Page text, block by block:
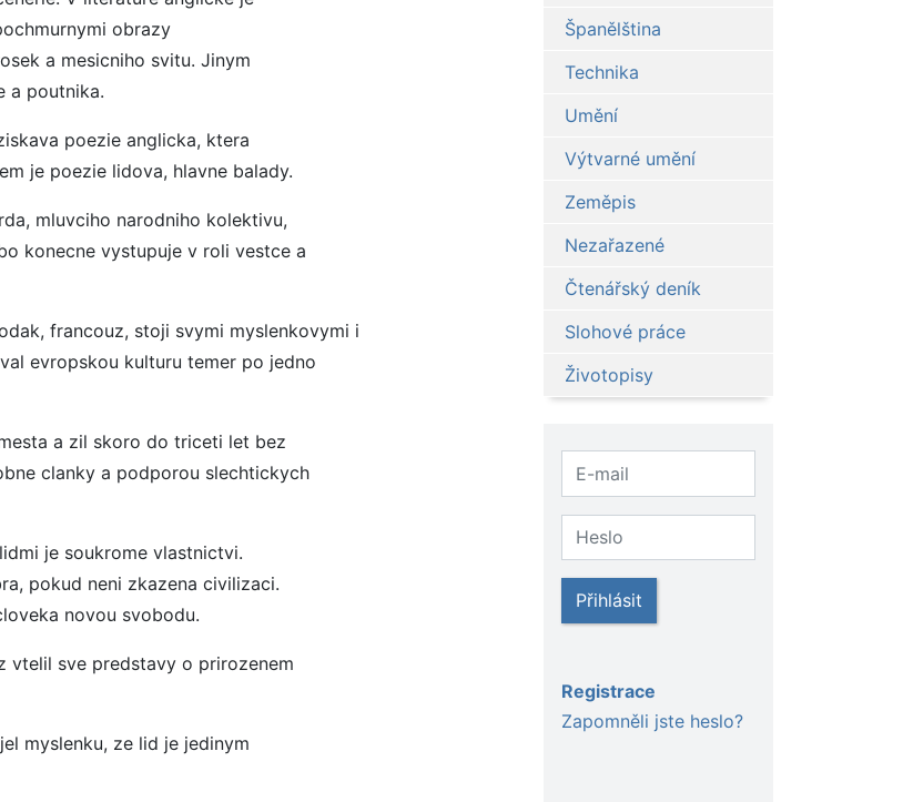
obrazy
a mesicniho svitu. Jinym
a poutnika.
poezie anglicka, ktera
je poezie lidova, hlavne balady.
mluvciho narodniho kolektivu,
konecne vystupuje v roli vestce a
francouz, stoji svymi myslenkovymi i
evropskou kulturu temer po jedno
a zil skoro do triceti let bez
clanky a podporou slechtickych
je soukrome vlastnictvi.
pokud neni zkazena civilizaci.
novou svobodu.
vtelil sve predstavy o prirozenem
myslenku, ze lid je jedinym
Španělština
Technika
Umění
Výtvarné umění
Zeměpis
Nezařazené
Čtenářský deník
Slohové práce
Životopisy
Přihlásit
Registrace
Zapomněli jste heslo?